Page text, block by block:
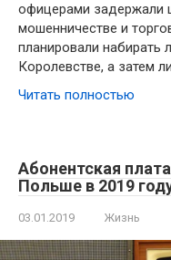
офицерами задержали
мошенничестве и
планировали
Королевстве, а затем
Читать полностью
Абонентская
Польше в 2019
03.01.2019 Жизнь